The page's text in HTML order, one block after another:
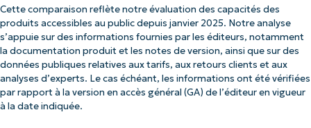
Cette comparaison reflète notre évaluation des capacités des
produits accessibles au public depuis janvier 2025. Notre analyse
s’appuie sur des informations fournies par les éditeurs, notamment
la documentation produit et les notes de version, ainsi que sur des
données publiques relatives aux tarifs, aux retours clients et aux
analyses d’experts. Le cas échéant, les informations ont été vérifiées
par rapport à la version en accès général (GA) de l’éditeur en vigueur
à la date indiquée.